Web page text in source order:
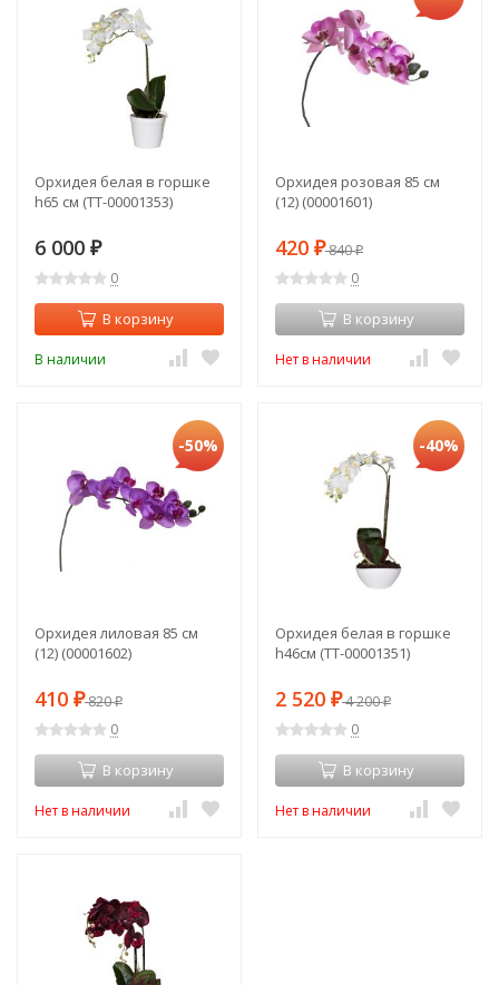
Орхидея белая в горшке
h65 см (TT-00001353)
6 000 ₽
0
В корзину
В наличии
Орхидея розовая 85 см
(12) (00001601)
420 ₽840₽
0
В корзину
Нет в наличии
-50%
Орхидея лиловая 85 см
(12) (00001602)
410 ₽820₽
0
В корзину
Нет в наличии
-40%
Орхидея белая в горшке
h46см (TT-00001351)
2 520 ₽4 200₽
0
В корзину
Нет в наличии